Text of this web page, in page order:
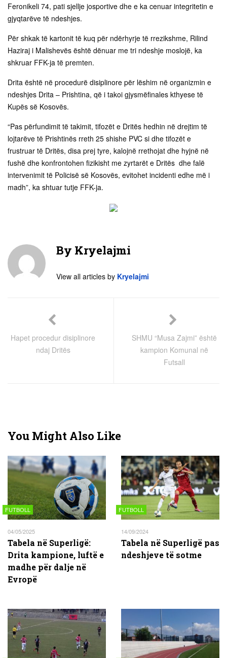
Feronikeli 74, pati sjellje josportive dhe e ka cenuar integritetin e
gjyqtarëve të ndeshjes.
Për shkak të kartonit të kuq për ndërhyrje të rrezikshme, Rilind
Haziraj i Malishevës është dënuar me tri ndeshje moslojë, ka
shkruar FFK-ja të premten.
Drita është në procedurë disiplinore për lëshim në organizmin e
ndeshjes Drita – Prishtina, që i takoi gjysmëfinales kthyese të
Kupës së Kosovës.
“Pas përfundimit të takimit, tifozët e Dritës hedhin në drejtim të
lojtarëve të Prishtinës rreth 25 shishe PVC si dhe tifozët e
frustruar të Dritës, disa prej tyre, kalojnë rrethojat dhe hyjnë në
fushë dhe konfrontohen fizikisht me zyrtarët e Dritës dhe falë
intervenimit të Policisë së Kosovës, evitohet incidenti edhe më i
madh”, ka shtuar tutje FFK-ja.
By Kryelajmi
View all articles by Kryelajmi
Hapet procedur disiplinore
ndaj Dritës
SHMU “Musa Zajmi” është
kampion Komunal në
Futsall
You Might Also Like
FUTBOLL
04/05/2025
Tabela në Superligë:
Drita kampione, luftë e
madhe për dalje në
Evropë
FUTBOLL
14/09/2024
Tabela në Superligë pas
ndeshjeve të sotme